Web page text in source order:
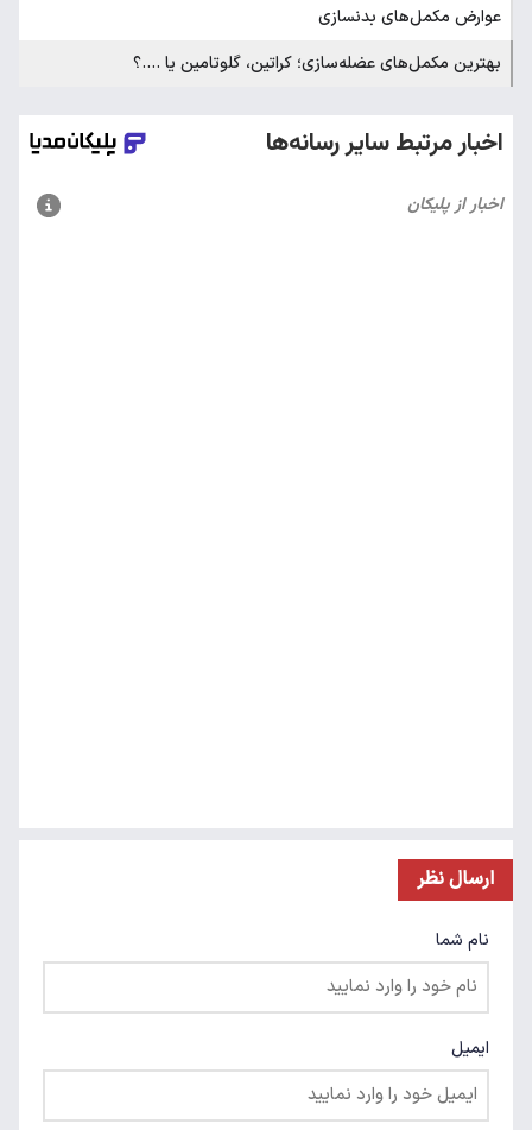
عوارض مکمل‌های بدنسازی
بهترین مکمل‌های عضله‌سازی؛ کراتین، گلوتامین یا ....؟
ارسال نظر
نام شما
ایمیل